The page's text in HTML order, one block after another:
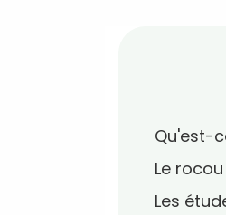
Qu'est-
Le
Les